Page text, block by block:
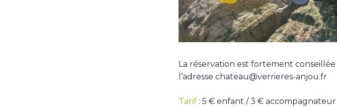
La réservation est fortement conseillée
l’adresse chateau@verrieres-anjou.fr
Tarif: 5 € enfant / 3 € accompagnateur